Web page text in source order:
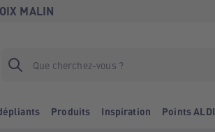
MALIN
Produits Inspiration Points ALDI